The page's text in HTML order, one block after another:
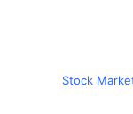
Stock